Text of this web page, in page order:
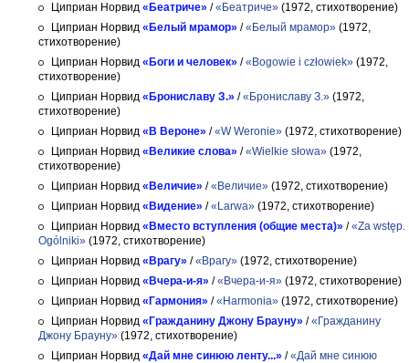
Циприан Норвид «Беатриче» /«Беатриче» (1972, стихотворение)
Циприан Норвид «Белый мрамор» /«Белый мрамор» (1972,
стихотворение)
Циприан Норвид «Боги и человек» /«Bogowie i człowiek» (1972,
стихотворение)
Циприан Норвид «Брониславу З.» /«Брониславу З.» (1972,
стихотворение)
Циприан Норвид «В Вероне» /«W Weronie» (1972, стихотворение)
Циприан Норвид «Великие слова» /«Wielkie słowa» (1972,
стихотворение)
Циприан Норвид «Величие» /«Величие» (1972, стихотворение)
Циприан Норвид «Видение» /«Larwa» (1972, стихотворение)
Циприан Норвид «Вместо вступления (общие места)» /«Za wstęp.
Ogólniki» (1972, стихотворение)
Циприан Норвид «Врагу» /«Врагу» (1972, стихотворение)
Циприан Норвид «Вчера-и-я» /«Вчера-и-я» (1972, стихотворение)
Циприан Норвид «Гармония» /«Harmonia» (1972, стихотворение)
Циприан Норвид «Гражданину Джону Брауну» /«Гражданину
Джону Брауну» (1972, стихотворение)
Циприан Норвид «Дай мне синюю ленту...» /«Дай мне синюю